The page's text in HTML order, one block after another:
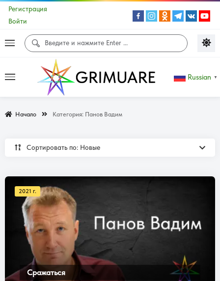
Регистрация
Войти
Russian ▼
Начало Категория: Панов Вадим
Сортировать по: Новые
2021 г.
Сражаться